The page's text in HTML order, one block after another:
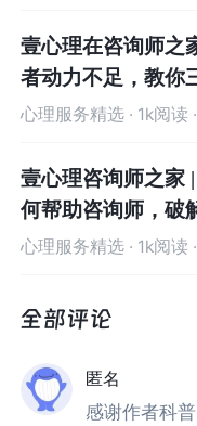
给患者造成的负担与痛
的帮助OCD患者，培
对症状。
在强迫障碍中的受害者
一种广泛地存在于多
如常见于边缘型人格障
l Victimhood, TIV
特质。
壹心理在咨询师之
者动力不足，教你
心理服务精选 · 1k阅读
壹心理咨询师之家
何帮助咨询师，破
维
心理服务精选 · 1k阅读
匿名
感谢作者科